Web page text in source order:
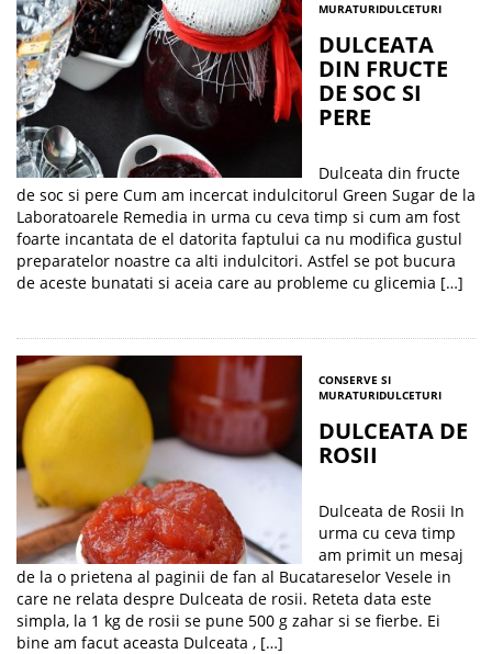
MURATURIDULCETURI
DULCEATA
DIN FRUCTE
DE SOC SI
PERE
Dulceata din fructe
de soc si pere Cum am incercat indulcitorul Green Sugar de la
Laboratoarele Remedia in urma cu ceva timp si cum am fost
foarte incantata de el datorita faptului ca nu modifica gustul
preparatelor noastre ca alti indulcitori. Astfel se pot bucura
de aceste bunatati si aceia care au probleme cu glicemia […]
CONSERVE SI
MURATURIDULCETURI
DULCEATA DE
ROSII
Dulceata de Rosii In
urma cu ceva timp
am primit un mesaj
de la o prietena al paginii de fan al Bucatareselor Vesele in
care ne relata despre Dulceata de rosii. Reteta data este
simpla, la 1 kg de rosii se pune 500 g zahar si se fierbe. Ei
bine am facut aceasta Dulceata , […]